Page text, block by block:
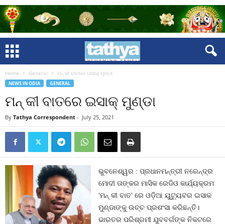
Home General ମନ୍ କୀ ବାତରେ ଇସାକ୍ ମୁଣ୍ଡା
NEWS IN ODIA GENERAL
ମନ୍ କୀ ବାତରେ ଇସାକ୍ ମୁଣ୍ଡା
By Tathya Correspondent - July 25, 2021
ଭୁବନେଶ୍ୱର : ପ୍ରଧାନମନ୍ତ୍ରୀ ନରେନ୍ଦ୍ର
ମୋଦୀ ତାଙ୍କର ମାସିକ ରେଡିଓ କାର୍ଯ୍ୟକ୍ରମ
‘ମନ୍ କୀ ବାତ’ ରେ ଓଡ଼ିଆ ୟୁଟ୍ୟୁବର ଇସାକ
ମୁଣ୍ଡାଙ୍କୁ ଉଚ୍ଚ ପ୍ରଶଂସା କରିଛନ୍ତି।
ଭାରତର ପରିଶ୍ରମୀ ଯୁବବର୍ଗଙ୍କ ନିକଟରେ